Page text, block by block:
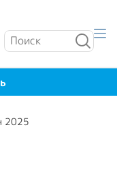
2025